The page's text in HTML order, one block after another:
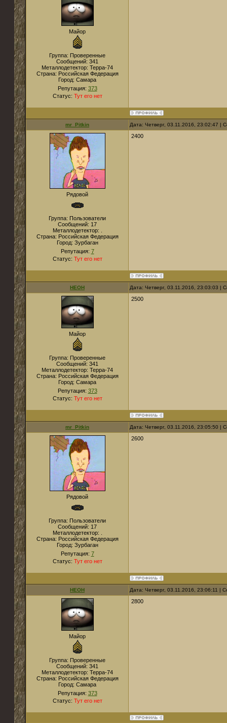
Майор
Группа: Проверенные
Сообщений: 341
Металлодетектор: Терра-74
Страна: Российская Федерация
Город: Самара
Репутация: 373
Статус: Тут его нет
mr_Pitkin Дата: Четверг, 03.11.2016, 23:02:47 |
Рядовой
Группа: Пользователи
Сообщений: 17
Металлодетектор:
Страна: Российская Федерация
Город: Зурбаган
Репутация: 7
Статус: Тут его нет
2400
НЕОН Дата: Четверг, 03.11.2016, 23:03:03 |
Майор
Группа: Проверенные
Сообщений: 341
Металлодетектор: Терра-74
Страна: Российская Федерация
Город: Самара
Репутация: 373
Статус: Тут его нет
2500
mr_Pitkin Дата: Четверг, 03.11.2016, 23:05:50 |
Рядовой
Группа: Пользователи
Сообщений: 17
Металлодетектор:
Страна: Российская Федерация
Город: Зурбаган
Репутация: 7
Статус: Тут его нет
2600
НЕОН Дата: Четверг, 03.11.2016, 23:06:11 |
Майор
Группа: Проверенные
Сообщений: 341
Металлодетектор: Терра-74
Страна: Российская Федерация
Город: Самара
Репутация: 373
Статус: Тут его нет
2800